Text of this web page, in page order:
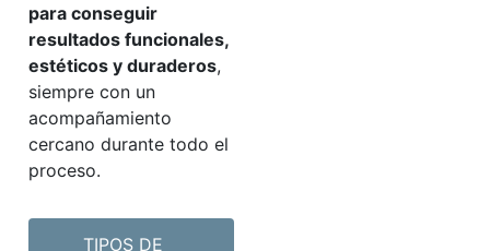
para conseguir
resultados funcionales,
estéticos y duraderos,
siempre con un
acompañamiento
cercano durante todo el
proceso.
TIPOS DE